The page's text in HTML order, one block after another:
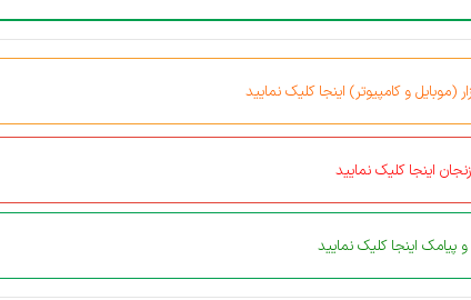
و کامپیوتر) اینجا کلیک نمایید
اینجا کلیک نمایید
اینجا کلیک نمایید